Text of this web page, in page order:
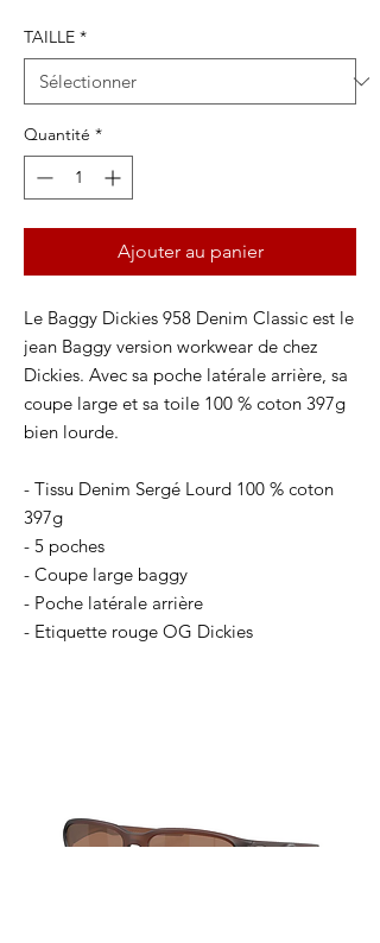
TAILLE *
Quantité *
Ajouter au panier
Le Baggy Dickies 958 Denim Classic est le
jean Baggy version workwear de chez
Dickies. Avec sa poche latérale arrière, sa
coupe large et sa toile 100 % coton 397g
bien lourde.
- Tissu Denim Sergé Lourd 100 % coton
397g
- 5 poches
- Coupe large baggy
- Poche latérale arrière
- Etiquette rouge OG Dickies